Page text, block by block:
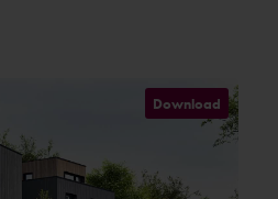
Download